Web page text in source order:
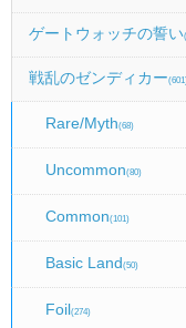
ゲートウォッチの誓い
戦乱のゼンディカー
Rare/Myth(68)
Uncommon(80)
Common(101)
Basic Land(50)
Foil(274)